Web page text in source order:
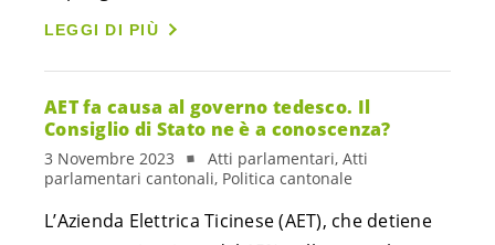
LEGGI DI PIÙ
AET fa causa al governo tedesco. Il
Consiglio di Stato ne è a conoscenza?
3 Novembre 2023
Atti parlamentari, Atti
parlamentari cantonali, Politica cantonale
L’Azienda Elettrica Ticinese (AET), che detiene